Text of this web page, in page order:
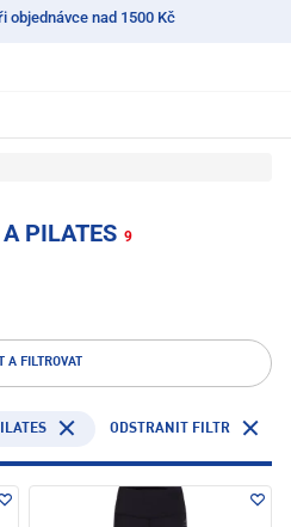
objednávce nad 1500 Kč
PILATES 9
A FILTROVAT
ODSTRANIT FILTR